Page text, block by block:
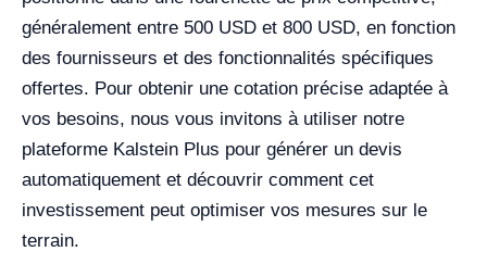
généralement entre 500 USD et 800 USD, en fonction
des fournisseurs et des fonctionnalités spécifiques
offertes. Pour obtenir une cotation précise adaptée à
vos besoins, nous vous invitons à utiliser notre
plateforme Kalstein Plus pour générer un devis
automatiquement et découvrir comment cet
investissement peut optimiser vos mesures sur le
terrain.